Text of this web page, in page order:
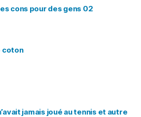
cons pour des gens 02
coton
jamais joué au tennis et autre